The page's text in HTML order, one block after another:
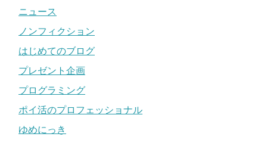
ニュース
ノンフィクション
はじめてのブログ
プレゼント企画
プログラミング
ポイ活のプロフェッショナル
ゆめにっき